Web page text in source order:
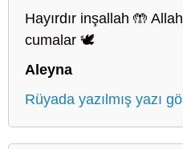
Hayırdır inşallah 🤲
cumalar 🕊️
Aleyna
Rüyada yazılmış yazı